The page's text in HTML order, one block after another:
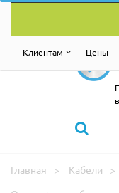
Клиентам Цены
Главная Кабели